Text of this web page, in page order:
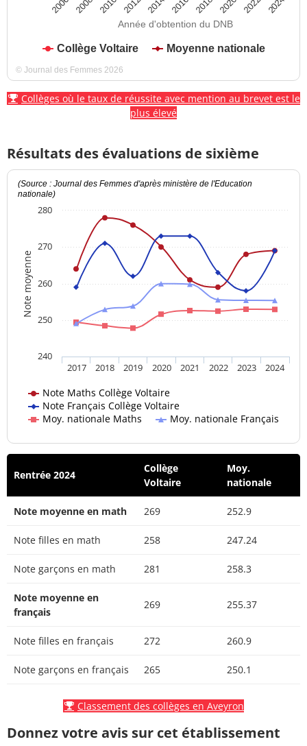
Année d'obtention du DNB
Collège Voltaire Moyenne nationale
2006 2008 2010 2012 2014 2016 2018 2020 2022 2024
© Journal des Femmes 2026
Collèges où le taux de réussite avec mention au brevet est le
plus élevé
Résultats des évaluations de sixième
Note moyenne
(Source : Journal des Femmes d'après ministère de l'Education
nationale)
Note Maths Collège Voltaire
Note Français Collège Voltaire
Moy. nationale Maths
Moy. nationale Français
2017 2018 2019 2020 2021 2022 2023 2024
240
250
260
270
280
Rentrée 2024
Collège
Voltaire
Moy.
nationale
Note moyenne en math 269 252.9
Note filles en math 258 247.24
Note garçons en math 281 258.3
Note moyenne en
français
269 255.37
Note filles en français 272 260.9
Note garçons en français 265 250.1
Classement des collèges en Aveyron
Donnez votre avis sur cet établissement